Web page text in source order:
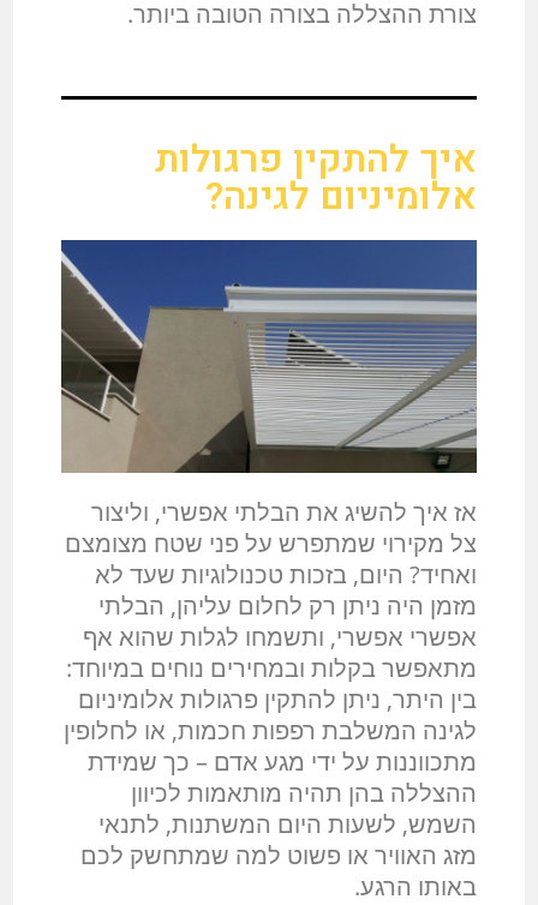
צורת ההצללה בצורה הטובה ביותר.
איך להתקין פרגולות
אלומיניום לגינה?
אז איך להשיג את הבלתי אפשרי, וליצור
צל מקירוי שמתפרש על פני שטח מצומצם
ואחיד? היום, בזכות טכנולוגיות שעד לא
מזמן היה ניתן רק לחלום עליהן, הבלתי
אפשרי אפשרי, ותשמחו לגלות שהוא אף
מתאפשר בקלות ובמחירים נוחים במיוחד:
בין היתר, ניתן להתקין פרגולות אלומיניום
לגינה המשלבת רפפות חכמות, או לחלופין
מתכווננות על ידי מגע אדם – כך שמידת
ההצללה בהן תהיה מותאמות לכיוון
השמש, לשעות היום המשתנות, לתנאי
מזג האוויר או פשוט למה שמתחשק לכם
באותו הרגע.